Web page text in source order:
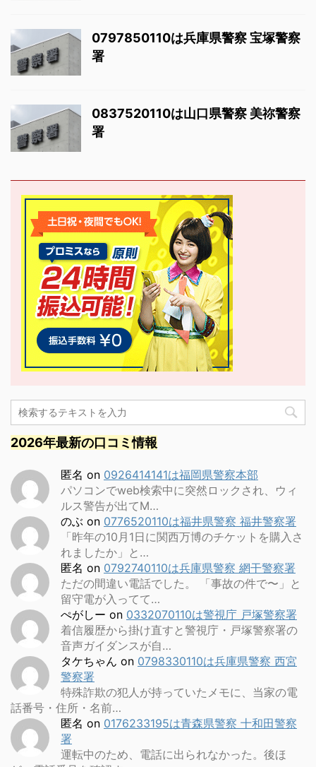
0797850110は兵庫県警察 宝塚警察
署
0837520110は山口県警察 美祢警察
署
2026年最新の口コミ情報
匿名 on 0926414141は福岡県警察本部
パソコンでweb検索中に突然ロックされ、ウィ
ルス警告が出てM…
のぶ on 0776520110は福井県警察 福井警察署
「昨年の10月1日に関西万博のチケットを購入さ
れましたか」と…
匿名 on 0792740110は兵庫県警察 網干警察署
ただの間違い電話でした。 「事故の件で〜」と
留守電が入ってて…
ぺがしー on 0332070110は警視庁 戸塚警察署
着信履歴から掛け直すと警視庁・戸塚警察署の
音声ガイダンスが自…
タケちゃん on 0798330110は兵庫県警察 西宮
警察署
特殊詐欺の犯人が持っていたメモに、当家の電
話番号・住所・名前…
匿名 on 0176233195は青森県警察 十和田警察
署
運転中のため、電話に出られなかった。後ほ